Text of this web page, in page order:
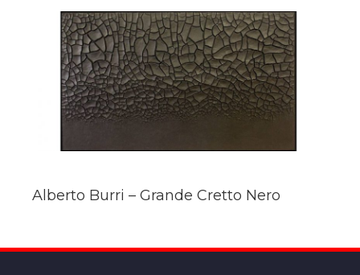
Alberto Burri – Grande Cretto Nero